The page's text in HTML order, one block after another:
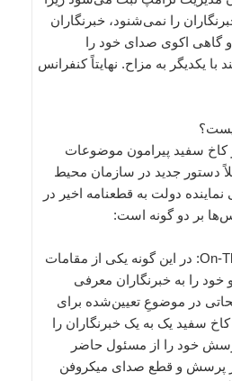
را نمی‌شنود، خبرنگاران
و گاهی اکوی صدای خود را
یکدیگر به مزاح. نهایتاً کنفرانس
کاخ سفید پیرامون موضوعات
دستور جدید در سازمان محیط
دولت به قطعنامه اخیر در
بر دو گونه است:
* On-The-Record Press Call: در این گونه یکی از مقامات
را به خبرنگاران معرفی
در موضوعِ تعیین‌شده برای
سفید یک به یک خبرنگاران را
خود را از مسئول حاضر
پرسش و قطع صدای میکروفن